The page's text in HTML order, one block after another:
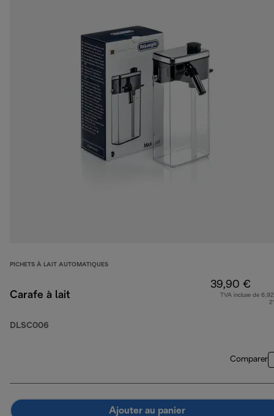
PICHETS À LAIT AUTOMATIQUES
Carafe à lait
DLSC006
39,90 €
TVA incluse de
Comparer
Ajouter au panier